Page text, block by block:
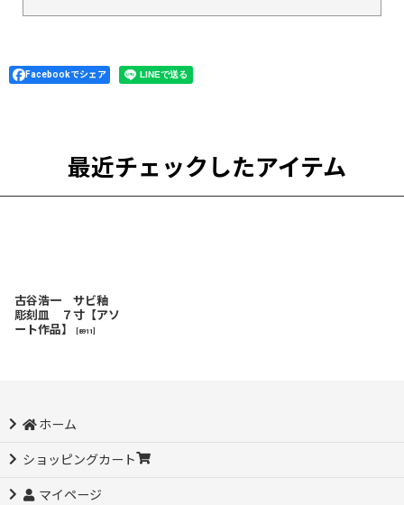
Facebookでシェア
最近チェックしたアイテム
古谷浩一 サビ釉
彫刻皿 ７寸【アソ
ート作品】
8911
ホーム
ショッピングカート
マイページ